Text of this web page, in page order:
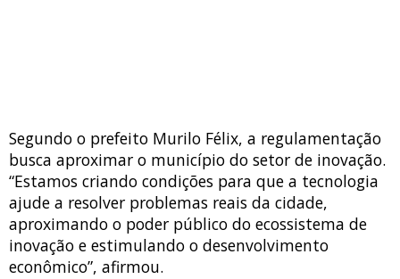
Segundo o prefeito Murilo Félix, a regulamentação
busca aproximar o município do setor de inovação.
“Estamos criando condições para que a tecnologia
ajude a resolver problemas reais da cidade,
aproximando o poder público do ecossistema de
inovação e estimulando o desenvolvimento
econômico”, afirmou.